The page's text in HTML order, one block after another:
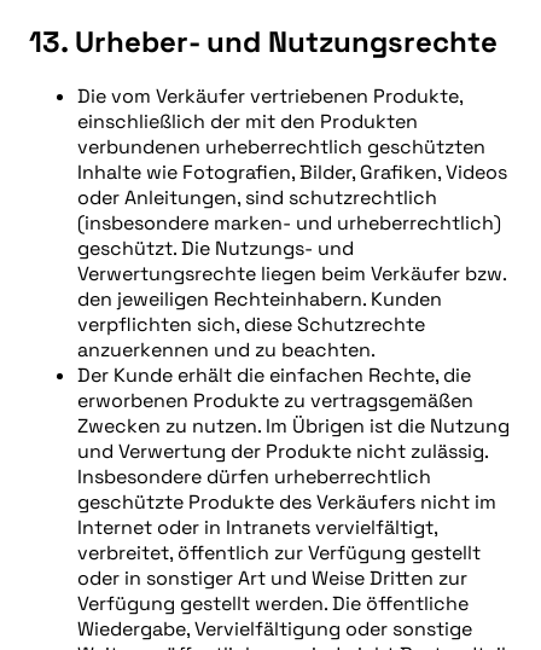
13. Urheber- und Nutzungsrechte
Die vom Verkäufer vertriebenen Produkte,
einschließlich der mit den Produkten
verbundenen urheberrechtlich geschützten
Inhalte wie Fotografien, Bilder, Grafiken, Videos
oder Anleitungen, sind schutzrechtlich
(insbesondere marken- und urheberrechtlich)
geschützt. Die Nutzungs- und
Verwertungsrechte liegen beim Verkäufer bzw.
den jeweiligen Rechteinhabern. Kunden
verpflichten sich, diese Schutzrechte
anzuerkennen und zu beachten.
Der Kunde erhält die einfachen Rechte, die
erworbenen Produkte zu vertragsgemäßen
Zwecken zu nutzen. Im Übrigen ist die Nutzung
und Verwertung der Produkte nicht zulässig.
Insbesondere dürfen urheberrechtlich
geschützte Produkte des Verkäufers nicht im
Internet oder in Intranets vervielfältigt,
verbreitet, öffentlich zur Verfügung gestellt
oder in sonstiger Art und Weise Dritten zur
Verfügung gestellt werden. Die öffentliche
Wiedergabe, Vervielfältigung oder sonstige